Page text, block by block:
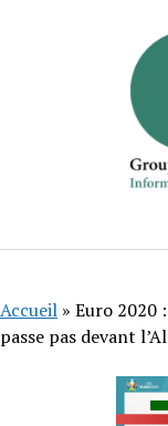
Accueil » Euro 2020
passe pas devant